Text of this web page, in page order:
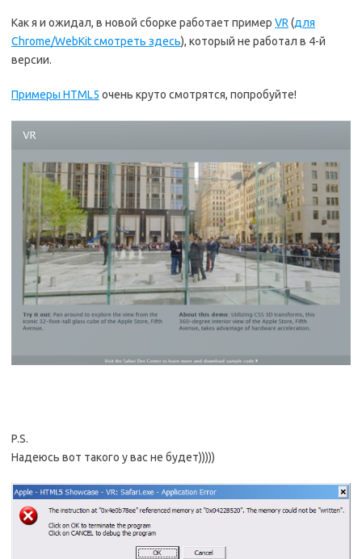
Как я и ожидал, в новой сборке работает пример VR (для
Chrome/WebKit смотреть здесь), который не работал в 4-й
версии.
Примеры HTML5 очень круто смотрятся, попробуйте!
P.S.
Надеюсь вот такого у вас не будет)))))